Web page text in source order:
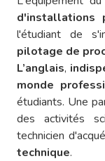
d'installations
l'étudiant de
pilotage de
L’anglais,
monde
étudiants. Une
des activités
technicien
technique.